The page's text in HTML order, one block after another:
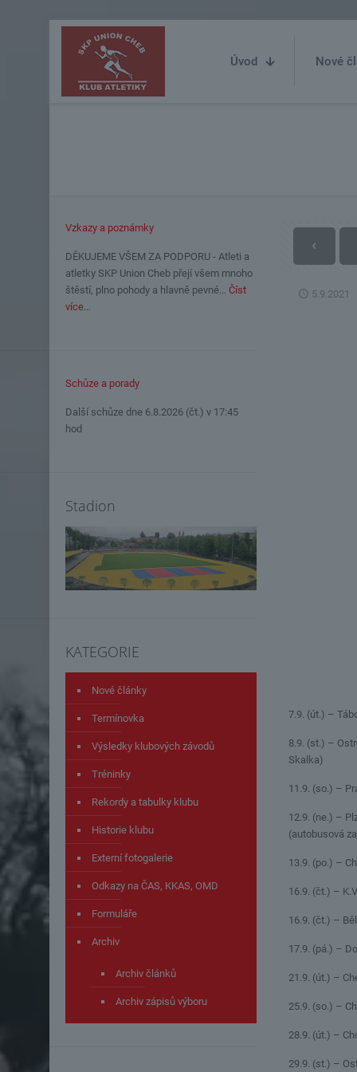
Úvod Nové
5.9.2021
7.9. (út.) –
8.9. (st.) –
Skalka)
11.9. (so.) –
12.9. (ne.) –
(autobusová
13.9. (po.) –
16.9. (čt.) –
16.9. (čt.) –
17.9. (pá.) –
21.9. (út.) –
25.9. (so.) –
28.9. (út.) –
29.9. (st.) –
Vzkazy a poznámky
DĚKUJEME VŠEM ZA PODPORU - Atleti a
atletky SKP Union Cheb přejí všem mnoho
štěstí, plno pohody a hlavně pevné… Číst
více…
Schůze a porady
Další schůze dne 6.8.2026 (čt.) v 17:45
hod
Stadion
KATEGORIE
Nové články
Termínovka
Výsledky klubových závodů
Tréninky
Rekordy a tabulky klubu
Historie klubu
Externí fotogalerie
Odkazy na ČAS, KKAS, OMD
Formuláře
Archiv
Archiv článků
Archiv zápisů výboru